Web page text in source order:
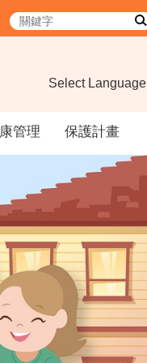
Select Language
管理 保護計畫